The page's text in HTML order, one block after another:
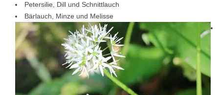
Petersilie, Dill und Schnittlauch
Bärlauch, Minze und Melisse